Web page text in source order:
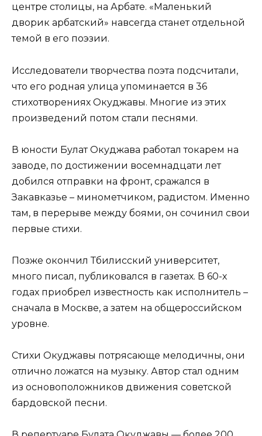
центре столицы, на Арбате. «Маленький
дворик арбатский» навсегда станет отдельной
темой в его поэзии.
Исследователи творчества поэта подсчитали,
что его родная улица упоминается в 36
стихотворениях Окуджавы. Многие из этих
произведений потом стали песнями.
В юности Булат Окуджава работал токарем на
заводе, по достижении восемнадцати лет
добился отправки на фронт, сражался в
Закавказье – минометчиком, радистом. Именно
там, в перерыве между боями, он сочинил свои
первые стихи.
Позже окончил Тбилисский университет,
много писал, публиковался в газетах. В 60-х
годах приобрел известность как исполнитель –
сначала в Москве, а затем на общероссийском
уровне.
Стихи Окуджавы потрясающе мелодичны, они
отлично ложатся на музыку. Автор стал одним
из основоположников движения советской
бардовской песни.